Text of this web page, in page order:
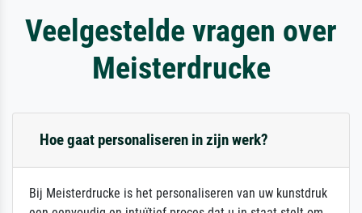
Veelgestelde vragen over
Meisterdrucke
Hoe gaat personaliseren in zijn werk?
Bij Meisterdrucke is het personaliseren van uw kunstdruk